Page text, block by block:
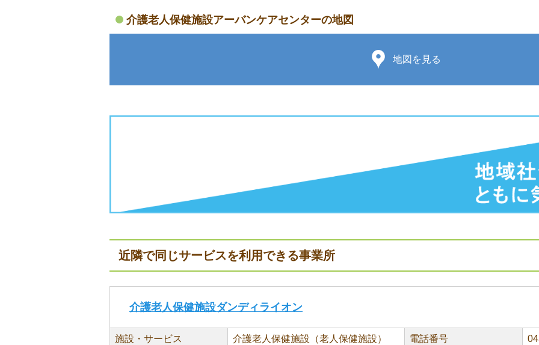
介護老人保健施設アーバンケアセンターの地図
地図を見る
近隣で同じサービスを利用できる事業所
介護老人保健施設ダンディライオン
施設・サービス 介護老人保健施設（老人保健施設） 電話番号